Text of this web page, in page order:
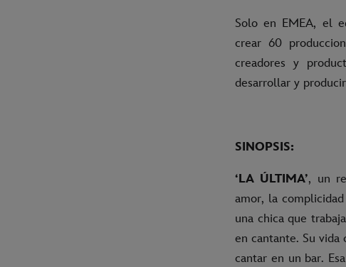
Solo en EMEA, el
crear 60
creadores y
desarrollar y
SINOPSIS:
‘LA ÚLTIMA’, un
amor, la
una chica que
en cantante. Su vida
cantar en un bar.